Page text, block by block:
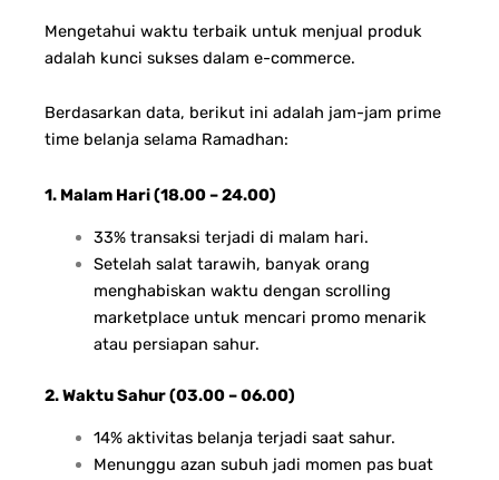
Mengetahui waktu terbaik untuk menjual produk
adalah kunci sukses dalam e-commerce.
Berdasarkan data, berikut ini adalah jam-jam prime
time belanja selama Ramadhan:
1. Malam Hari (18.00 – 24.00)
33% transaksi terjadi di malam hari.
Setelah salat tarawih, banyak orang
menghabiskan waktu dengan scrolling
marketplace untuk mencari promo menarik
atau persiapan sahur.
2. Waktu Sahur (03.00 – 06.00)
14% aktivitas belanja terjadi saat sahur.
Menunggu azan subuh jadi momen pas buat